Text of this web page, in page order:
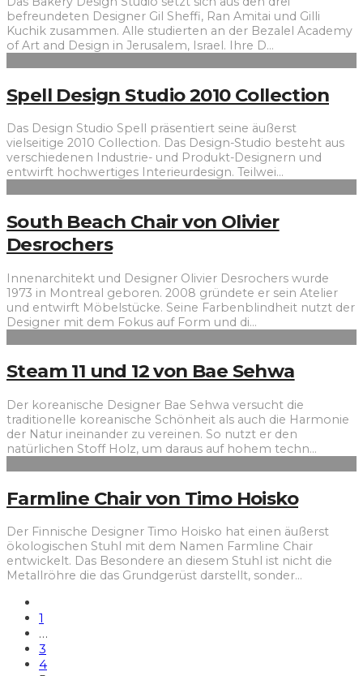
befreundeten Designer Gil Sheffi, Ran Amitai und Gilli
Kuchik zusammen. Alle studierten an der Bezalel Academy
of Art and Design in Jerusalem, Israel. Ihre D...
Spell Design Studio 2010 Collection
Das Design Studio Spell präsentiert seine äußerst
vielseitige 2010 Collection. Das Design-Studio besteht aus
verschiedenen Industrie- und Produkt-Designern und
entwirft hochwertiges Interieurdesign. Teilwei...
South Beach Chair von Olivier
Desrochers
Innenarchitekt und Designer Olivier Desrochers wurde
1973 in Montreal geboren. 2008 gründete er sein Atelier
und entwirft Möbelstücke. Seine Farbenblindheit nutzt der
Designer mit dem Fokus auf Form und di...
Steam 11 und 12 von Bae Sehwa
Der koreanische Designer Bae Sehwa versucht die
traditionelle koreanische Schönheit als auch die Harmonie
der Natur ineinander zu vereinen. So nutzt er den
natürlichen Stoff Holz, um daraus auf hohem techn...
Farmline Chair von Timo Hoisko
Der Finnische Designer Timo Hoisko hat einen äußerst
ökologischen Stuhl mit dem Namen Farmline Chair
entwickelt. Das Besondere an diesem Stuhl ist nicht die
Metallröhre die das Grundgerüst darstellt, sonder...
1
…
3
4